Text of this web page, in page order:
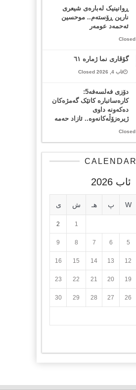
ڕوانینیک لەبارەى شیعرى
نارین ڕۆستەم.. موحسین
ئەحمەد عومەر
گۆڤاری نما ژمارە ٦١
ئاب 4, 2026 Closed
دۆزی فەلسەفە5:
کارەساتبارە کاتێک گەمژەکان
دەکەونە داوی
ژیرەزۆڵەکانەوە.. ئازاد حەمە
CALENDAR
ئاب 2026
W پ هـ ش ی
1
2
5
6
7
8
9
12
13
14
15
16
19
20
21
22
23
26
27
28
29
30